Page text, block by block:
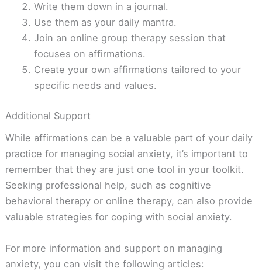
Write them down in a journal.
Use them as your daily mantra.
Join an online group therapy session that
focuses on affirmations.
Create your own affirmations tailored to your
specific needs and values.
Additional Support
While affirmations can be a valuable part of your daily
practice for managing social anxiety, it’s important to
remember that they are just one tool in your toolkit.
Seeking professional help, such as cognitive
behavioral therapy or online therapy, can also provide
valuable strategies for coping with social anxiety.
For more information and support on managing
anxiety, you can visit the following articles: